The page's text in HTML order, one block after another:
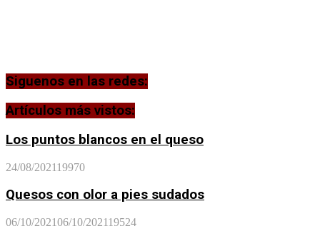
Siguenos en las redes:
Artículos más vistos:
Los puntos blancos en el queso
24/08/202119970
Quesos con olor a pies sudados
06/10/202106/10/202119524